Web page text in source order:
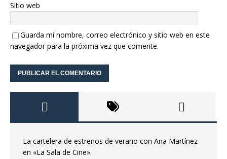
Sitio web
Guarda mi nombre, correo electrónico y sitio web en este
navegador para la próxima vez que comente.
La cartelera de estrenos de verano con Ana Martínez
en «La Sala de Cine».